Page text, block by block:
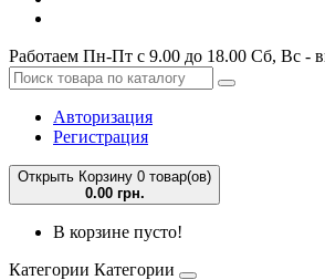
Работаем Пн-Пт с 9.00 до 18.00 Сб, Вс -
Авторизация
Регистрация
Открыть Корзину 0 товар(ов)
0.00 грн.
В корзине пусто!
Категории Категории